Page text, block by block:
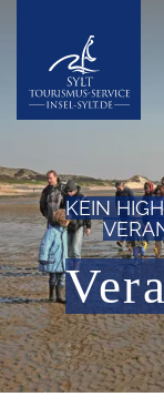
Insel Sylt
KEIN